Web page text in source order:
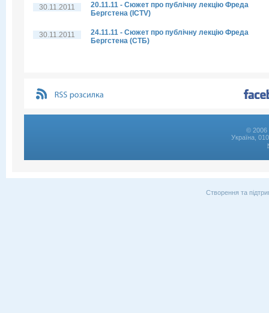
30.11.2011
20.11.11 - Сюжет про публічну лекцію Фреда
Бергстена (ICTV)
30.11.2011
24.11.11 - Сюжет про публічну лекцію Фреда
Бергстена (СТБ)
© 2006
Україна,
Створення та